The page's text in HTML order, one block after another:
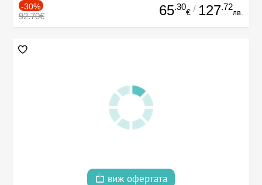
-30%
92.70€ 65.30
€ / 127.72
лв.
виж офертата